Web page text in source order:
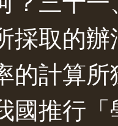
採取的
的計算
國推行